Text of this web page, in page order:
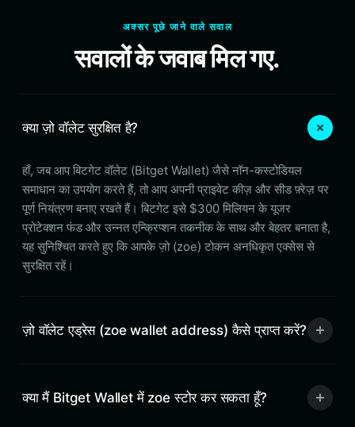
अक्सर पूछे जाने वाले सवाल
सवालों के जवाब मिल गए.
क्या ज़ो वॉलेट सुरक्षित है?
हाँ, जब आप बिटगेट वॉलेट (Bitget Wallet) जैसे नॉन-कस्टोडियल
समाधान का उपयोग करते हैं, तो आप अपनी प्राइवेट कीज़ और सीड फ़्रेज़ पर
पूर्ण नियंत्रण बनाए रखते हैं। बिटगेट इसे $300 मिलियन के यूजर
प्रोटेक्शन फंड और उन्नत एन्क्रिप्शन तकनीक के साथ और बेहतर बनाता है,
यह सुनिश्चित करते हुए कि आपके ज़ो (zoe) टोकन अनधिकृत एक्सेस से
सुरक्षित रहें।
ज़ो वॉलेट एड्रेस (zoe wallet address) कैसे प्राप्त करें?
क्या मैं Bitget Wallet में zoe स्टोर कर सकता हूँ?